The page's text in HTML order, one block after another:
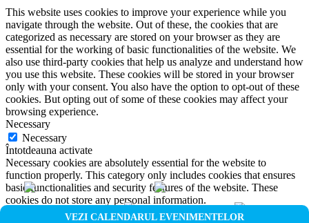
VEZI CALENDARUL EVENIMENTELOR
This website uses cookies to improve your experience while you
navigate through the website. Out of these, the cookies that are
categorized as necessary are stored on your browser as they are
essential for the working of basic functionalities of the website. We
also use third-party cookies that help us analyze and understand how
you use this website. These cookies will be stored in your browser
only with your consent. You also have the option to opt-out of these
cookies. But opting out of some of these cookies may affect your
browsing experience.
Necessary
Necessary
Întotdeauna activate
Necessary cookies are absolutely essential for the website to
function properly. This category only includes cookies that ensures
basic functionalities and security features of the website. These
cookies do not store any personal information.
Non-necessary